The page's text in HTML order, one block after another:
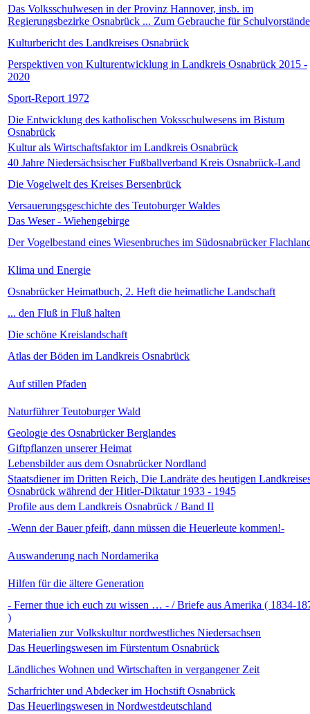
Das Volksschulwesen in der Provinz Hannover, insb. im
Regierungsbezirke Osnabrück ... Zum Gebrauche für
Kulturbericht des Landkreises Osnabrück
Perspektiven von Kulturentwicklung in Landkreis Osnabrück 2015 -
2020
Sport-Report 1972
Die Entwicklung des katholischen Voksschulwesens im Bistum
Osnabrück
Kultur als Wirtschaftsfaktor im Landkreis Osnabrück
40 Jahre Niedersächsischer Fußballverband Kreis Osnabrück-Land
Die Vogelwelt des Kreises Bersenbrück
Versauerungsgeschichte des Teutoburger Waldes
Das Weser - Wiehengebirge
Der Vogelbestand eines Wiesenbruches im Südosnabrücker
Klima und Energie
Osnabrücker Heimatbuch, 2. Heft die heimatliche Landschaft
... den Fluß in Fluß halten
Die schöne Kreislandschaft
Atlas der Böden im Landkreis Osnabrück
Auf stillen Pfaden
Naturführer Teutoburger Wald
Geologie des Osnabrücker Berglandes
Giftpflanzen unserer Heimat
Lebensbilder aus dem Osnabrücker Nordland
Staatsdiener im Dritten Reich, Die Landräte des heutigen
Osnabrück während der Hitler-Diktatur 1933 - 1945
Profile aus dem Landkreis Osnabrück / Band II
-Wenn der Bauer pfeift, dann müssen die Heuerleute kommen!-
Auswanderung nach Nordamerika
Hilfen für die ältere Generation
- Ferner thue ich euch zu wissen … - / Briefe aus Amerika ( 1834-
)
Materialien zur Volkskultur nordwestliches Niedersachsen
Das Heuerlingswesen im Fürstentum Osnabrück
Ländliches Wohnen und Wirtschaften in vergangener Zeit
Scharfrichter und Abdecker im Hochstift Osnabrück
Das Heuerlingswesen in Nordwestdeutschland